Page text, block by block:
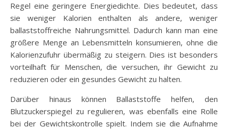
Regel eine geringere Energiedichte. Dies bedeutet, dass
sie weniger Kalorien enthalten als andere, weniger
ballaststoffreiche Nahrungsmittel. Dadurch kann man eine
größere Menge an Lebensmitteln konsumieren, ohne die
Kalorienzufuhr übermäßig zu steigern. Dies ist besonders
vorteilhaft für Menschen, die versuchen, ihr Gewicht zu
reduzieren oder ein gesundes Gewicht zu halten.
Darüber hinaus können Ballaststoffe helfen, den
Blutzuckerspiegel zu regulieren, was ebenfalls eine Rolle
bei der Gewichtskontrolle spielt. Indem sie die Aufnahme